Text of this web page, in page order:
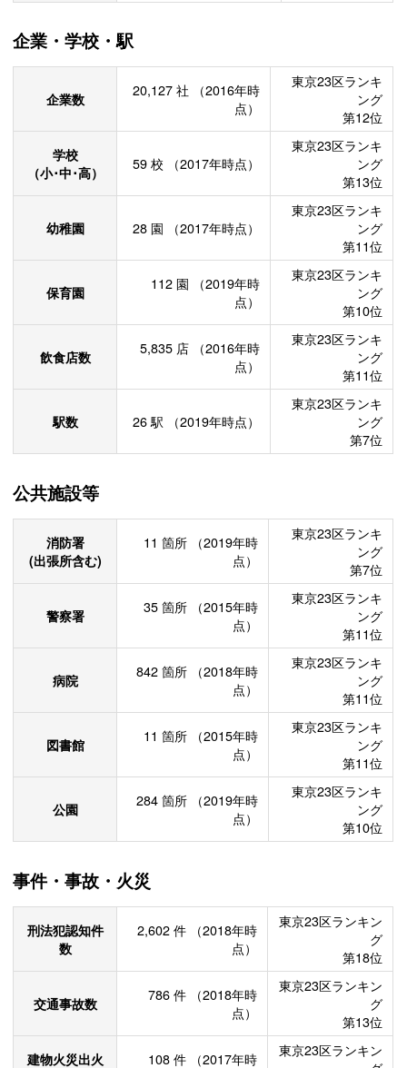
企業・学校・駅
企業数 20,127 社
（2016年時
点）
東京23区ランキ
ング
第12位
学校
（小･中･高）
59 校 （2017年時点）
東京23区ランキ
ング
第13位
幼稚園 28 園 （2017年時点）
東京23区ランキ
ング
第11位
保育園 112 園
（2019年時
点）
東京23区ランキ
ング
第10位
飲食店数 5,835 店
（2016年時
点）
東京23区ランキ
ング
第11位
駅数 26駅 （2019年時点）
東京23区ランキ
ング
第7位
公共施設等
消防署
(出張所含む)
11 箇所
（2019年時
点）
東京23区ランキ
ング
第7位
警察署 35 箇所
（2015年時
点）
東京23区ランキ
ング
第11位
病院 842 箇所
（2018年時
点）
東京23区ランキ
ング
第11位
図書館 11 箇所
（2015年時
点）
東京23区ランキ
ング
第11位
公園 284 箇所
（2019年時
点）
東京23区ランキ
ング
第10位
事件・事故・火災
刑法犯認知件
数
2,602 件
（2018年時
点）
東京23区ランキン
グ
第18位
交通事故数 786 件
（2018年時
点）
東京23区ランキン
グ
第13位
建物火災出火
108 件
（2017年時
東京23区ランキン